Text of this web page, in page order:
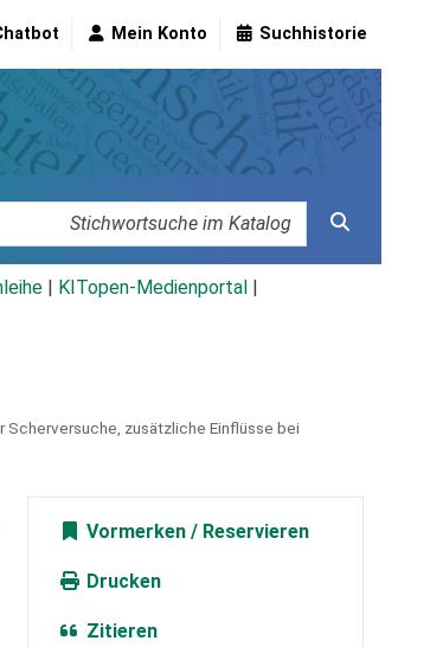
Mein Konto Suchhistorie
KITopen-Medienportal
Scherversuche, zusätzliche Einflüsse bei
Vormerken
Drucken
Zitieren